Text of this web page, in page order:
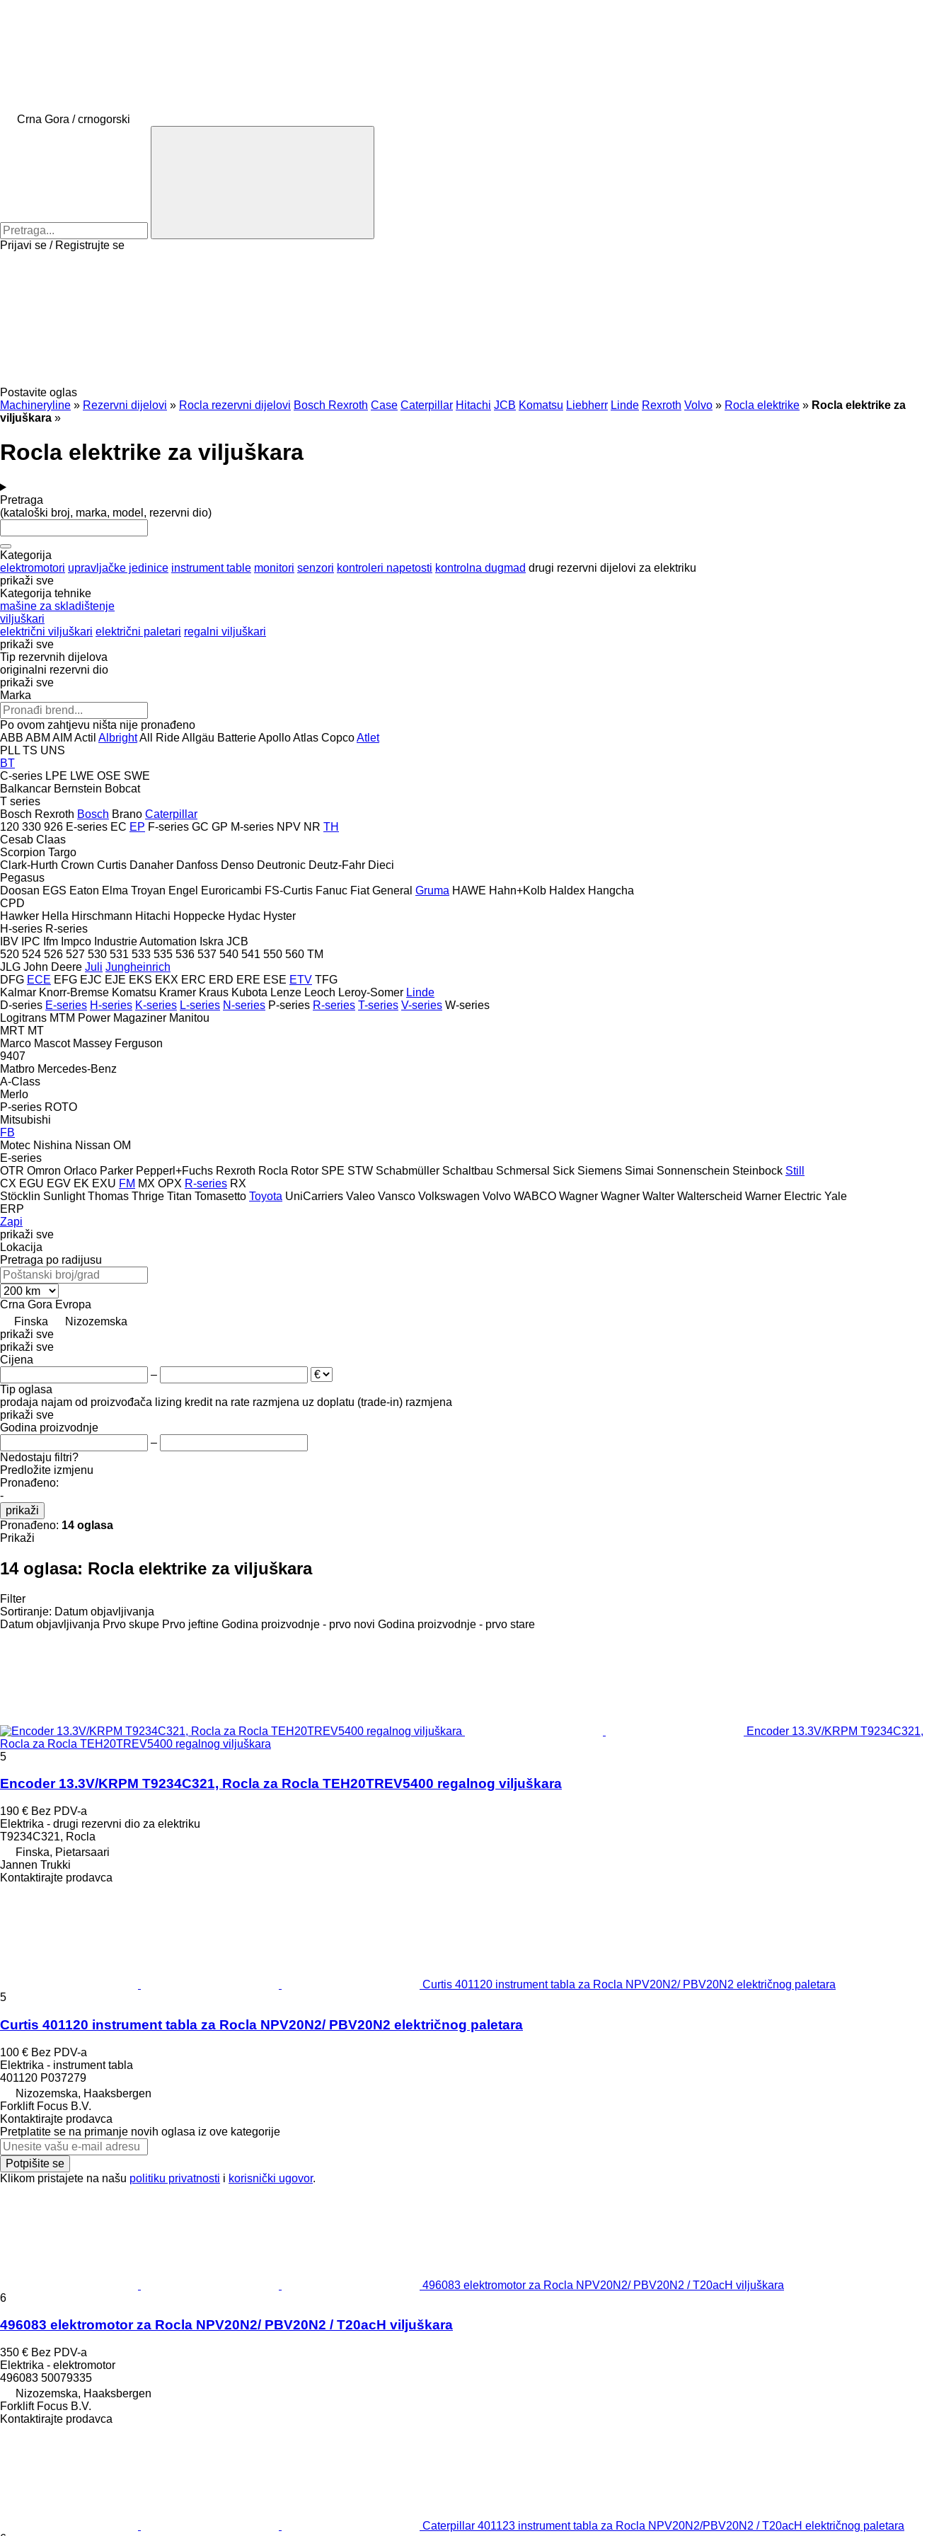
Crna Gora / crnogorski
Prijavi se / Registrujte se
Postavite oglas
Machineryline » Rezervni dijelovi » Rocla rezervni dijelovi Bosch Rexroth Case Caterpillar Hitachi JCB Komatsu Liebherr Linde Rexroth Volvo » Rocla elektrike » Rocla elektrike za
viljuškara »
Rocla elektrike za viljuškara
Pretraga
(kataloški broj, marka, model, rezervni dio)
Kategorija
elektromotori upravljačke jedinice instrument table monitori senzori kontroleri napetosti kontrolna dugmad drugi rezervni dijelovi za elektriku
prikaži sve
Kategorija tehnike
mašine za skladištenje
viljuškari
električni viljuškari električni paletari regalni viljuškari
prikaži sve
Tip rezervnih dijelova
originalni rezervni dio
prikaži sve
Marka
Po ovom zahtjevu ništa nije pronađeno
ABB ABM AIM Actil AlbrightAll RideAllgäu BatterieApolloAtlas CopcoAtlet
PLL TS UNS
BT
C-series LPE LWE OSE SWE
Balkancar Bernstein Bobcat
T series
Bosch Rexroth Bosch Brano Caterpillar
120 330 926 E-series EC EP F-series GC GP M-series NPV NR TH
Cesab Claas
Scorpion Targo
Clark-Hurth Crown Curtis Danaher Danfoss Denso Deutronic Deutz-Fahr Dieci
Pegasus
Doosan EGS Eaton Elma Troyan Engel Euroricambi FS-Curtis Fanuc Fiat General Gruma HAWE Hahn+Kolb Haldex Hangcha
CPD
Hawker Hella Hirschmann Hitachi Hoppecke Hydac Hyster
H-series R-series
IBV IPC Ifm Impco Industrie Automation Iskra JCB
520 524 526 527 530 531 533 535 536 537 540 541 550 560 TM
JLG John Deere Juli Jungheinrich
DFG ECE EFG EJC EJE EKS EKX ERC ERD ERE ESE ETV TFG
Kalmar Knorr-Bremse Komatsu Kramer Kraus Kubota Lenze Leoch Leroy-Somer Linde
D-series E-series H-series K-series L-series N-series P-series R-series T-series V-series W-series
Logitrans MTM Power Magaziner Manitou
MRT MT
Marco Mascot Massey Ferguson
9407
Matbro Mercedes-Benz
A-Class
Merlo
P-series ROTO
Mitsubishi
FB
Motec Nishina Nissan OM
E-series
OTR Omron Orlaco Parker Pepperl+Fuchs Rexroth Rocla Rotor SPE STW Schabmüller Schaltbau Schmersal Sick Siemens Simai Sonnenschein Steinbock Still
CX EGU EGV EK EXU FM MX OPX R-series RX
Stöcklin Sunlight Thomas Thrige Titan Tomasetto Toyota UniCarriers Valeo Vansco Volkswagen Volvo WABCO Wagner Wagner Walter Walterscheid Warner Electric Yale
ERP
Zapi
prikaži sve
Lokacija
Pretraga po radijusu
Crna Gora Evropa
Finska
Nizozemska
prikaži sve
prikaži sve
Cijena
–
Tip oglasa
prodaja najam od proizvođača lizing kredit na rate razmjena uz doplatu (trade-in) razmjena
prikaži sve
Godina proizvodnje
–
Nedostaju filtri?
Predložite izmjenu
Pronađeno:
-
prikaži
Pronađeno: 14 oglasa
Prikaži
14 oglasa: Rocla elektrike za viljuškara
Filter
Sortiranje: Datum objavljivanja
Datum objavljivanja Prvo skupe Prvo jeftine Godina proizvodnje - prvo novi Godina proizvodnje - prvo stare
Encoder 13.3V/KRPM T9234C321,
Rocla za Rocla TEH20TREV5400 regalnog viljuškara
5
Encoder 13.3V/KRPM T9234C321, Rocla za Rocla TEH20TREV5400 regalnog viljuškara
190 € Bez PDV-a
Elektrika - drugi rezervni dio za elektriku
T9234C321, Rocla
Finska, Pietarsaari
Jannen Trukki
Kontaktirajte prodavca
Curtis 401120 instrument tabla za Rocla NPV20N2/ PBV20N2 električnog paletara
5
Curtis 401120 instrument tabla za Rocla NPV20N2/ PBV20N2 električnog paletara
100 € Bez PDV-a
Elektrika - instrument tabla
401120 P037279
Nizozemska, Haaksbergen
Forklift Focus B.V.
Kontaktirajte prodavca
Pretplatite se na primanje novih oglasa iz ove kategorije
Potpišite se
Klikom pristajete na našu politiku privatnosti i korisnički ugovor.
496083 elektromotor za Rocla NPV20N2/ PBV20N2 / T20acH viljuškara
6
496083 elektromotor za Rocla NPV20N2/ PBV20N2 / T20acH viljuškara
350 € Bez PDV-a
Elektrika - elektromotor
496083 50079335
Nizozemska, Haaksbergen
Forklift Focus B.V.
Kontaktirajte prodavca
Caterpillar 401123 instrument tabla za Rocla NPV20N2/PBV20N2 / T20acH električnog paletara